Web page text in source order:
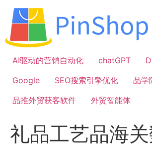
容
AI驱动的营销自动化
chatGPT
Google
SEO搜索引擎优化
品学
品推外贸获客软件
外贸智能体
礼品工艺品海